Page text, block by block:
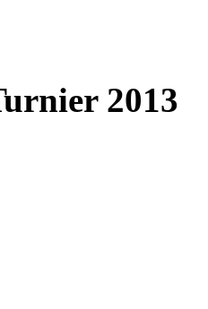
2013